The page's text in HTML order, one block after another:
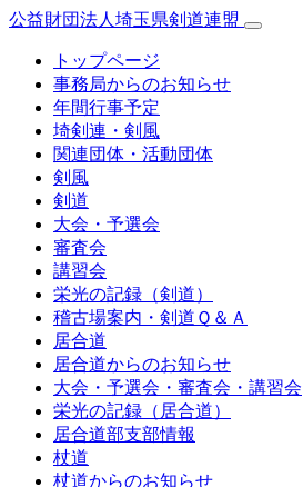
公益財団法人埼玉県剣道連盟
トップページ
事務局からのお知らせ
年間行事予定
埼剣連・剣風
関連団体・活動団体
剣風
剣道
大会・予選会
審査会
講習会
栄光の記録（剣道）
稽古場案内・剣道Ｑ＆Ａ
居合道
居合道からのお知らせ
大会・予選会・審査会・講習会
栄光の記録（居合道）
居合道部支部情報
杖道
杖道からのお知らせ